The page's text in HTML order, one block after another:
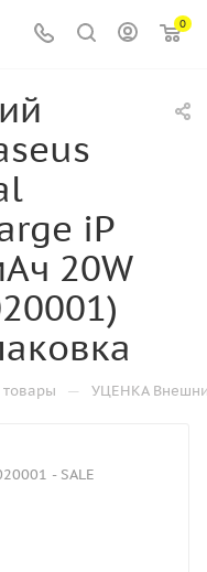
0
iP
20W
— УЦЕНКА
- SALE